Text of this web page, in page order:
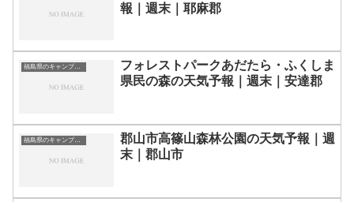
報｜週末｜耶麻郡
福島県のキャンプ場一覧
フォレストパークあだたら・ふくしま
県民の森の天気予報｜週末｜安達郡
福島県のキャンプ場一覧
郡山市高篠山森林公園の天気予報｜週
末｜郡山市